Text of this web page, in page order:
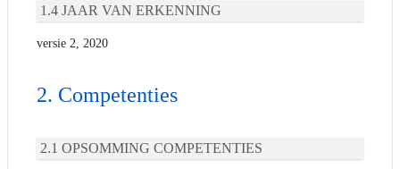
JAAR VAN ERKENNING
versie 2, 2020
Competenties
OPSOMMING COMPETENTIES